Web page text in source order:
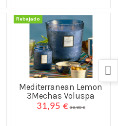
Rebajado
Mediterranean Lemon
3Mechas Voluspa
31,95 € 39,90 €